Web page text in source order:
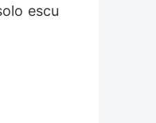
escu